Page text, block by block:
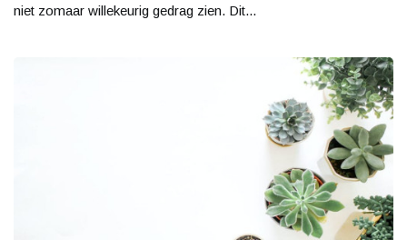
niet zomaar willekeurig gedrag zien. Dit...